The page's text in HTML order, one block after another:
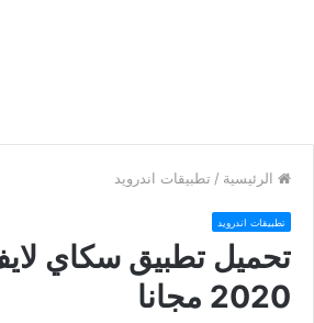
الرئيسية / تطبيقات اندرويد
تطبيقات اندرويد
تحميل تطبيق سكاي
2020 مجانا